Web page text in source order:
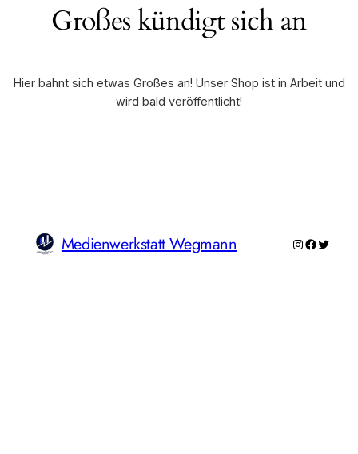
Großes kündigt sich an
Hier bahnt sich etwas Großes an! Unser Shop ist in Arbeit und
wird bald veröffentlicht!
Medienwerkstatt Wegmann Instagram